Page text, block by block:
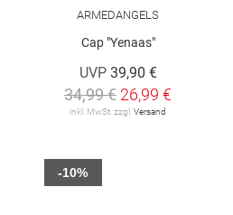
ARMEDANGELS
Cap "Yenaas"
UVP 39,90 €
34,99 € 26,99 €
inkl. MwSt. zzgl. Versand
-10%